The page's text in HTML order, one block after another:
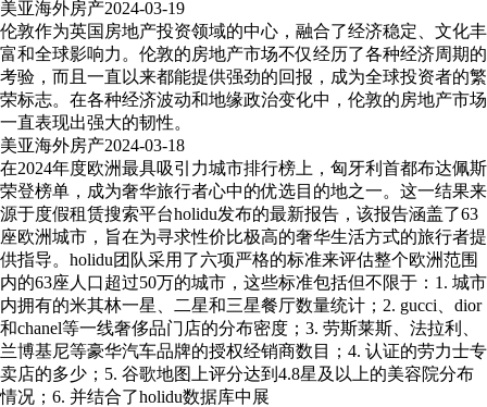
美亚海外房产2024-03-19
伦敦作为英国房地产投资领域的中心，融合了经济稳定、文化丰
富和全球影响力。伦敦的房地产市场不仅经历了各种经济周期的
考验，而且一直以来都能提供强劲的回报，成为全球投资者的繁
荣标志。在各种经济波动和地缘政治变化中，伦敦的房地产市场
一直表现出强大的韧性。
美亚海外房产2024-03-18
在2024年度欧洲最具吸引力城市排行榜上，匈牙利首都布达佩斯
荣登榜单，成为奢华旅行者心中的优选目的地之一。这一结果来
源于度假租赁搜索平台holidu发布的最新报告，该报告涵盖了63
座欧洲城市，旨在为寻求性价比极高的奢华生活方式的旅行者提
供指导。holidu团队采用了六项严格的标准来评估整个欧洲范围
内的63座人口超过50万的城市，这些标准包括但不限于：1. 城市
内拥有的米其林一星、二星和三星餐厅数量统计；2. gucci、dior
和chanel等一线奢侈品门店的分布密度；3. 劳斯莱斯、法拉利、
兰博基尼等豪华汽车品牌的授权经销商数目；4. 认证的劳力士专
卖店的多少；5. 谷歌地图上评分达到4.8星及以上的美容院分布
情况；6. 并结合了holidu数据库中展